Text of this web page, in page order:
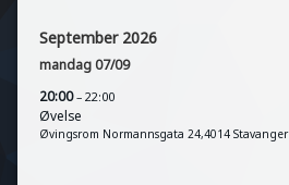
September 2026
mandag07/09
20:00– 22:00
Øvelse
Øvingsrom Normannsgata 24,4014 Stavanger